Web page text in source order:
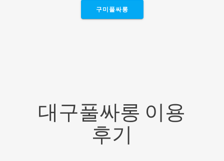
구미풀싸롱
대구풀싸롱 이용
후기